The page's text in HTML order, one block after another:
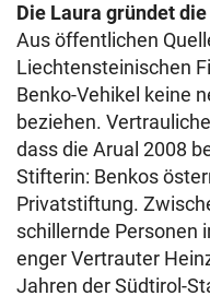
Die Laura gründet
Aus öffentlichen
Liechtensteinischen
Benko-Vehikel keine
beziehen.
dass die Arual 2008
Stifterin: Benkos
Privatstiftung.
schillernde Personen
enger Vertrauter
Jahren der Südtirol-